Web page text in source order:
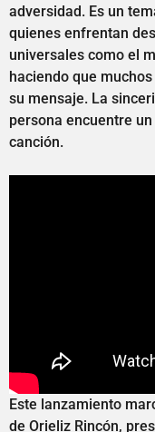
adversidad. Es un
quienes enfrentan
universales como el
haciendo que
su mensaje. La
persona encuentre
canción.
Este lanzamiento
de Orieliz Rincón,